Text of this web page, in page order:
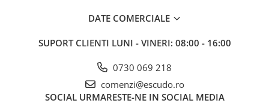
DATE COMERCIALE
SUPORT CLIENTI LUNI - VINERI: 08:00 - 16:00
0730 069 218
comenzi@escudo.ro
SOCIAL URMARESTE-NE IN SOCIAL MEDIA